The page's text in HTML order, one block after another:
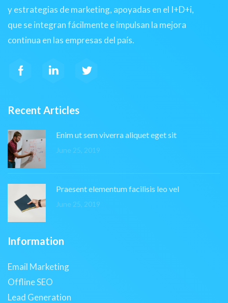
y estrategias de marketing, apoyadas en el I+D+i,
que se integran fácilmente e impulsan la mejora
continua en las empresas del país.
Recent Articles
Enim ut sem viverra aliquet eget sit
June 25, 2019
Praesent elementum facilisis leo vel
June 25, 2019
Information
Email Marketing
Offline SEO
Lead Generation